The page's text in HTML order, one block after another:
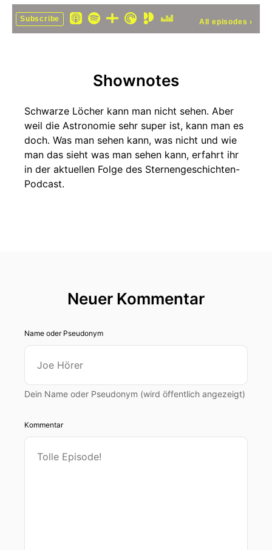
Subscribe All episodes ›
Shownotes
Schwarze Löcher kann man nicht sehen. Aber
weil die Astronomie sehr super ist, kann man es
doch. Was man sehen kann, was nicht und wie
man das sieht was man sehen kann, erfahrt ihr
in der aktuellen Folge des Sternengeschichten-
Podcast.
Neuer Kommentar
Name oder Pseudonym
Dein Name oder Pseudonym (wird öffentlich angezeigt)
Kommentar